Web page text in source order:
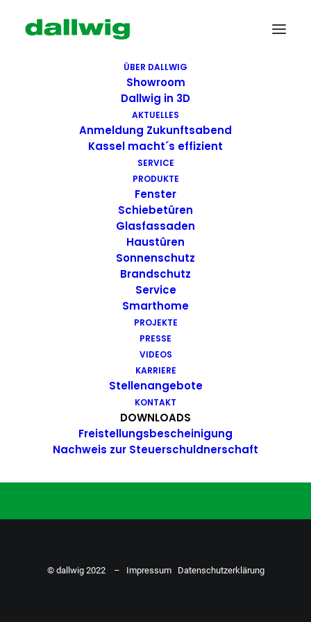
ÜBER DALLWIG
Showroom
Dallwig in 3D
AKTUELLES
Anmeldung Zukunftsabend
Kassel macht´s effizient
SERVICE
PRODUKTE
Fenster
Schiebetüren
Glasfassaden
Haustüren
Sonnenschutz
Brandschutz
Service
Smarthome
PROJEKTE
PRESSE
VIDEOS
KARRIERE
Stellenangebote
KONTAKT
DOWNLOADS
Freistellungsbescheinigung
Nachweis zur Steuerschuldnerschaft
Wir suchen Dich!
Dallwig bietet
Perspektive
Du hast Bock auf einen Job mit
Action. Bewirb dich ganz einfach
ZU DEN STELLENANGEBOTEN
© dallwig 2022 – Impressum Datenschutzerklärung